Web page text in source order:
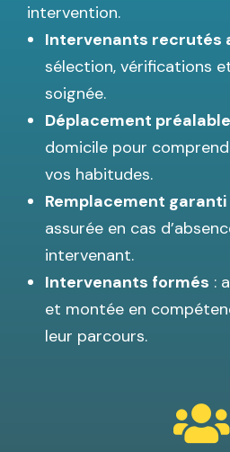
intervention.
Intervenants recrutés
sélection, vérifications
soignée.
Déplacement préalable
domicile pour
vos habitudes.
Remplacement garanti
assurée en cas
intervenant.
Intervenants formés :
et montée en
leur parcours.